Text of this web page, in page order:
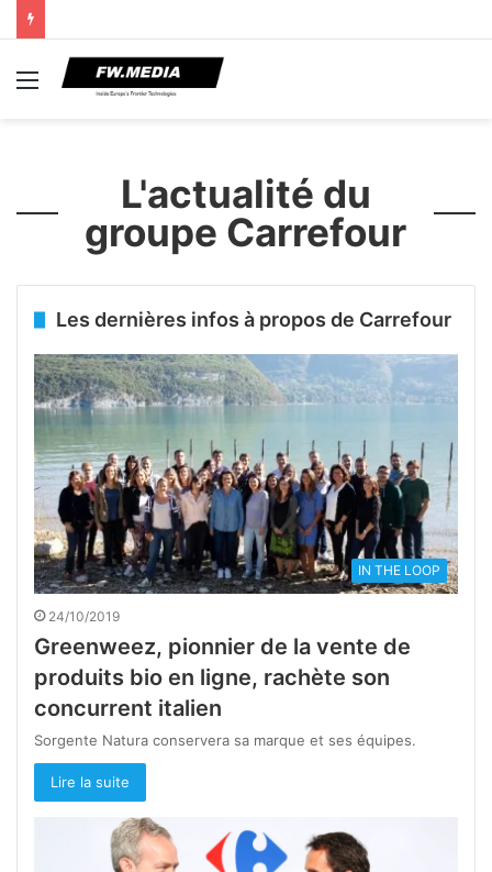
Menu
L'actualité du
groupe Carrefour
Les dernières infos à propos de Carrefour
IN THE LOOP
24/10/2019
Greenweez, pionnier de la vente de
produits bio en ligne, rachète son
concurrent italien
Sorgente Natura conservera sa marque et ses équipes.
Lire la suite